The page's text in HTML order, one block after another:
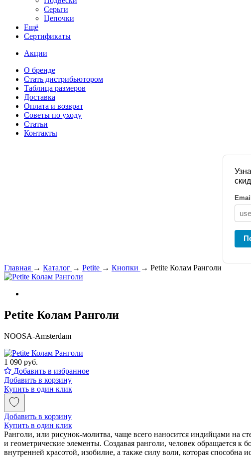
Серьги
Цепочки
Ещё
Сертификаты
Акции
О бренде
Стать дистрибьютором
Таблица размеров
Доставка
Оплата и возврат
Советы по уходу
Статьи
Контакты
Email
Главная → Каталог → Petite → Кнопки → Petite Колам Ранголи
Petite Колам Ранголи
NOOSA-Amsterdam
1 090 руб.
Добавить в избранное
Добавить в корзину
Купить в один клик
Добавить в корзину
Купить в один клик
Ранголи, или рисунок-молитва, чаще всего наносится индийцами на
и геометрические элементы. Создавая ранголи, человек обращается
внутренней красотой, изобилие, а также силу воли, которая способна